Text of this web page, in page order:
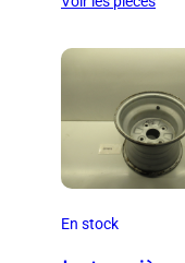
En stock